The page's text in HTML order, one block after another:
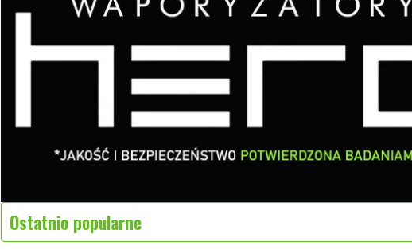
Ostatnio popularne